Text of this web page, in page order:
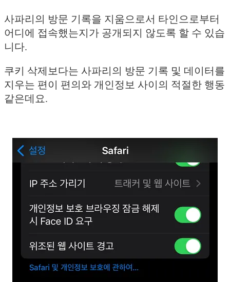
사파리의 방문 기록을 지움으로서 타인으로부터
어디에 접속했는지가 공개되지 않도록 할 수 있습
니다.
쿠키 삭제보다는 사파리의 방문 기록 및 데이터를
지우는 편이 편의와 개인정보 사이의 적절한 행동
같은데요.